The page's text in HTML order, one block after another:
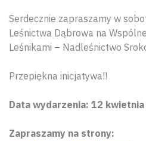
Serdecznie zapraszamy w
Leśnictwa Dąbrowa na
Leśnikami – Nadleśnictwo
Przepiękna inicjatywa!!
Data wydarzenia: 12
Zapraszamy na strony: